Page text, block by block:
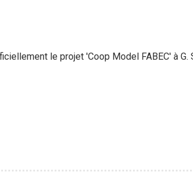
le projet 'Coop Model FABEC' à G.